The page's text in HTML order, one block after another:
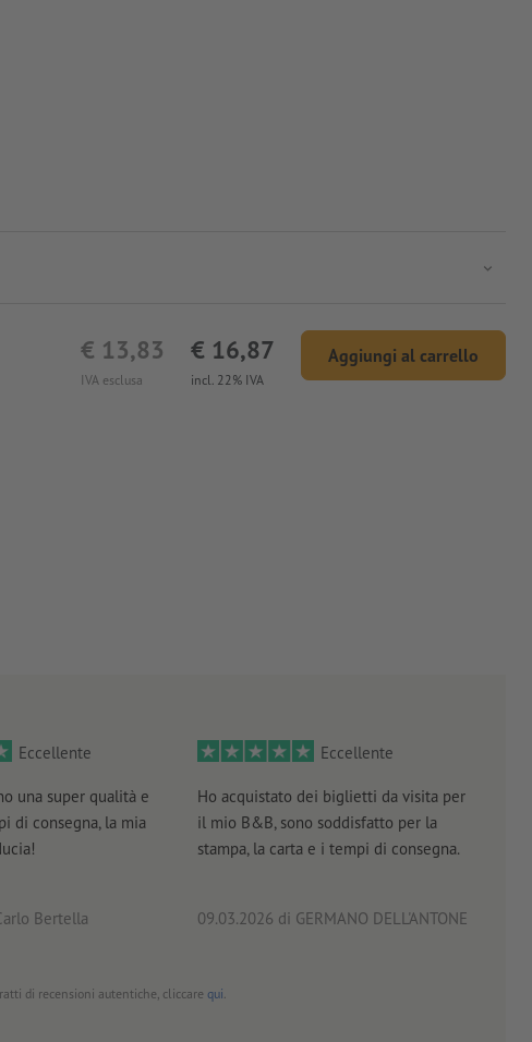
IVA esclusa
€ 13,83
incl. 22% IVA
€ 16,87 Aggiungi al carrello
Eccellente
una super qualità e
di consegna, la mia
Bertella
Eccellente
Ho acquistato dei biglietti da visita per
il mio B&B, sono soddisfatto per la
stampa, la carta e i tempi di consegna.
09.03.2026 di GERMANO DELL'ANTONE
di recensioni autentiche, cliccare qui